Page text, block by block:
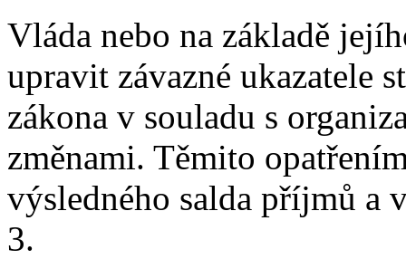
Vláda nebo na základě
upravit závazné ukazatele
zákona v souladu s
změnami. Těmito
výsledného salda příjmů a
3.